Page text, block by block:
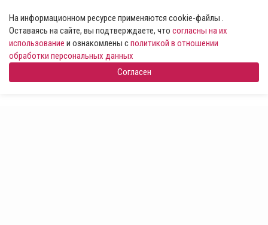
На информационном ресурсе применяются cookie-файлы .
Оставаясь на сайте, вы подтверждаете, что согласны на их
использование и ознакомлены сполитикой в отношении
обработки персональных данных
Согласен